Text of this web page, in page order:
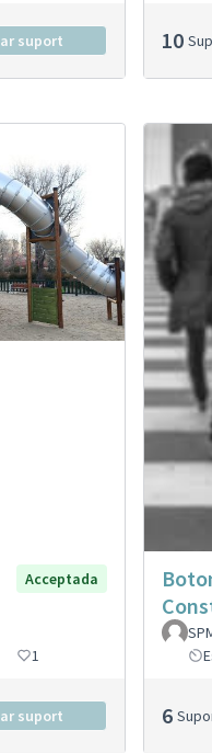
suport 10
Acceptada
1
suport 6